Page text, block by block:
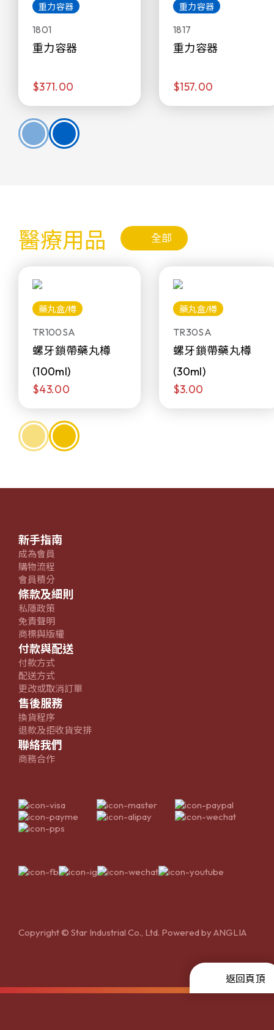
重力容器
1801
重力容器
$371.00
重力容器
1817
重力容器
$157.00
醫療用品 全部
藥丸盒/樽
TR100SA
螺牙鎖帶藥丸樽
(100ml)
$43.00
藥丸盒/樽
TR30SA
螺牙鎖帶藥丸樽
(30ml)
$3.00
新手指南
成為會員
購物流程
會員積分
條款及細則
私隱政策
免責聲明
商標與版權
付款與配送
付款方式
配送方式
更改或取消訂單
售後服務
換貨程序
退款及拒收貨安排
聯絡我們
商務合作
Copyright © Star Industrial Co., Ltd. Powered byANGLIA
返回頁頂